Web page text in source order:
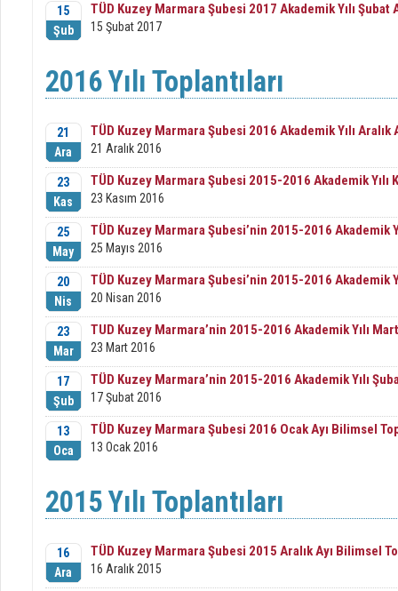
15
Şub
TÜD Kuzey Marmara Şubesi 2017 Akademik Yılı Şubat
15 Şubat 2017
2016 Yılı Toplantıları
21
Ara
TÜD Kuzey Marmara Şubesi 2016 Akademik Yılı Aralık
21 Aralık 2016
23
Kas
TÜD Kuzey Marmara Şubesi 2015-2016 Akademik Yılı
23 Kasım 2016
25
May
TÜD Kuzey Marmara Şubesi’nin 2015-2016 Akademik
25 Mayıs 2016
20
Nis
TÜD Kuzey Marmara Şubesi’nin 2015-2016 Akademik
20 Nisan 2016
23
Mar
TUD Kuzey Marmara’nin 2015-2016 Akademik Yılı Mart
23 Mart 2016
17
Şub
TÜD Kuzey Marmara’nin 2015-2016 Akademik Yılı
17 Şubat 2016
13
Oca
TÜD Kuzey Marmara Şubesi 2016 Ocak Ayı Bilimsel
13 Ocak 2016
2015 Yılı Toplantıları
16
Ara
TÜD Kuzey Marmara Şubesi 2015 Aralık Ayı Bilimsel
16 Aralık 2015